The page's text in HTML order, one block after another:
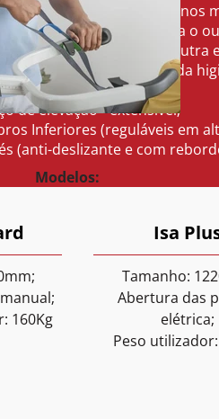
e tónus muscular nos
transferir de um lado para o
sentada para outra
de fralda e realização da
de apoio - 2 pontos.
de elevação - extensível;
Inferiores (reguláveis em
(anti-deslizante e com
Modelos:
160Kg
Isa
Tamanho:
Abertura das
elétrica;
Peso